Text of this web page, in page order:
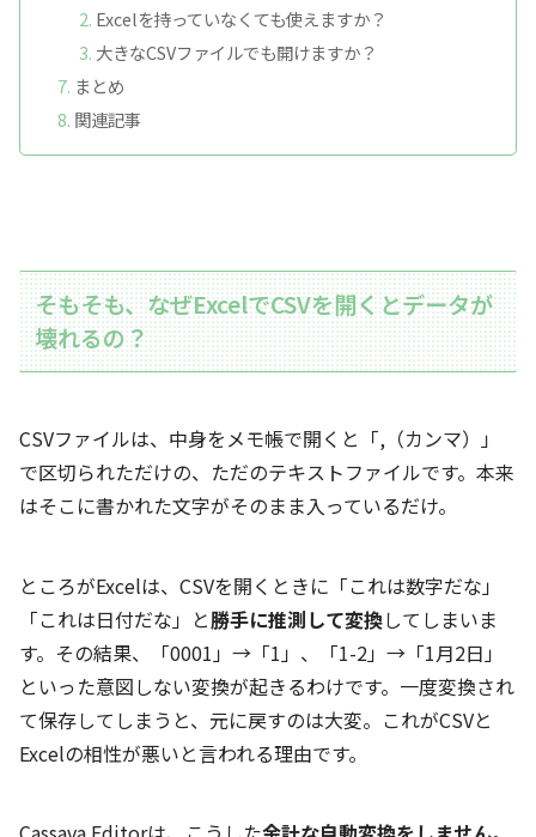
Excelを持っていなくても使えますか？
大きなCSVファイルでも開けますか？
まとめ
関連記事
そもそも、なぜExcelでCSVを開くとデータが
壊れるの？
CSVファイルは、中身をメモ帳で開くと「,（カンマ）」
で区切られただけの、ただのテキストファイルです。本来
はそこに書かれた文字がそのまま入っているだけ。
ところがExcelは、CSVを開くときに「これは数字だな」
「これは日付だな」と勝手に推測して変換してしまいま
す。その結果、「0001」→「1」、「1-2」→「1月2日」
といった意図しない変換が起きるわけです。一度変換され
て保存してしまうと、元に戻すのは大変。これがCSVと
Excelの相性が悪いと言われる理由です。